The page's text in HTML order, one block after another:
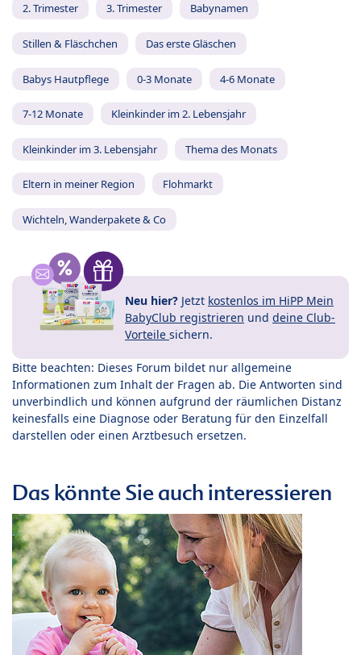
2. Trimester 3. Trimester Babynamen
Stillen & Fläschchen Das erste Gläschen
Babys Hautpflege 0-3 Monate 4-6 Monate
7-12 Monate Kleinkinder im 2. Lebensjahr
Kleinkinder im 3. Lebensjahr Thema des Monats
Eltern in meiner Region Flohmarkt
Wichteln, Wanderpakete & Co
Neu hier? Jetzt kostenlos im HiPP Mein
BabyClub registrieren und deine Club-
Vorteile sichern.
Bitte beachten: Dieses Forum bildet nur allgemeine
Informationen zum Inhalt der Fragen ab. Die Antworten sind
unverbindlich und können aufgrund der räumlichen Distanz
keinesfalls eine Diagnose oder Beratung für den Einzelfall
darstellen oder einen Arztbesuch ersetzen.
Das könnte Sie auch interessieren